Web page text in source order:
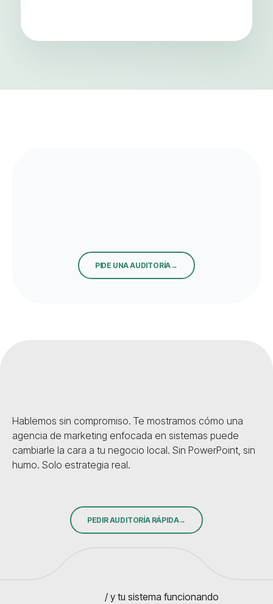
PIDE UNA AUDITORÍA
Hablemos sin compromiso. Te mostramos cómo una
agencia de marketing enfocada en sistemas puede
cambiarle la cara a tu negocio local. Sin PowerPoint, sin
humo. Solo estrategia real.
PEDIR AUDITORÍA RÁPIDA
/ y tu sistema funcionando